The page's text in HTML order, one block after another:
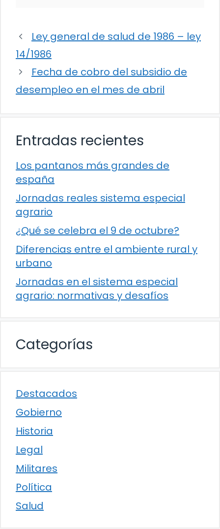
Ley general de salud de 1986 – ley
14/1986
Fecha de cobro del subsidio de
desempleo en el mes de abril
Entradas recientes
Los pantanos más grandes de
españa
Jornadas reales sistema especial
agrario
¿Qué se celebra el 9 de octubre?
Diferencias entre el ambiente rural y
urbano
Jornadas en el sistema especial
agrario: normativas y desafíos
Categorías
Destacados
Gobierno
Historia
Legal
Militares
Política
Salud